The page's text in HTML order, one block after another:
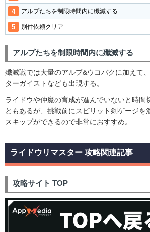
アルプたちを制限時間内に殲滅する
別件依頼クリア
アルプたちを制限時間内に殲滅する
殲滅戦では大量のアルプ&ウコバクに加えて
ターガイストなども出現する。
ライドウや仲魔の育成が進んでいないと時間
ともあるが、挑戦前にスピリット剣ゲージを
スキップができるので非常におすすめ。
ライドウリマスター 攻略関連記事
攻略サイト TOP